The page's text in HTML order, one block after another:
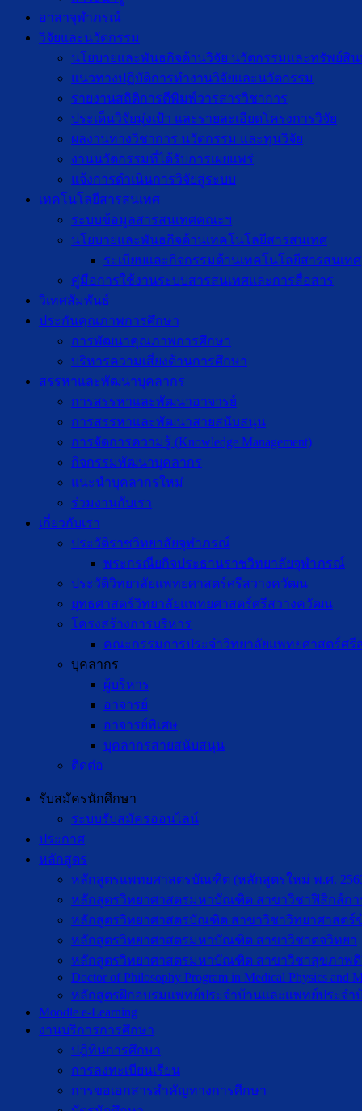
อาสาจุฬาภรณ์
วิจัยและนวัตกรรม
นโยบายและพันธกิจด้านวิจัย นวัตกรรมและทรัพย์สิ
แนวทางปฏิบัติการทำงานวิจัยและนวัตกรรม
รายงานสถิติการตีพิมพ์วารสารวิชาการ
ประเด็นวิจัยมุ่งเป้า และรายละเอียดโครงการวิจัย
ผลงานทางวิชาการ นวัตกรรม และทุนวิจัย
งานนวัตกรรมที่ได้รับการเผยแพร่
แจ้งการดำเนินการวิจัยสู่ระบบ
เทคโนโลยีสารสนเทศ
ระบบข้อมูลสารสนเทศคณะฯ
นโยบายและพันธกิจด้านเทคโนโลยีสารสนเทศ
ระเบียบและกิจกรรมด้านเทคโนโลยีสารสนเทศ
คู่มือการใช้งานระบบสารสนเทศและการสื่อสาร
วิเทศสัมพันธ์
ประกันคุณภาพการศึกษา
การพัฒนาคุณภาพการศึกษา
บริหารความเสี่ยงด้านการศึกษา
สรรหาและพัฒนาบุคลากร
การสรรหาและพัฒนาอาจารย์
การสรรหาและพัฒนาสายสนับสนุน
การจัดการความรู้ (Knowledge Management)
กิจกรรมพัฒนาบุคลากร
แนะนำบุคลากรใหม่
ร่วมงานกับเรา
เกี่ยวกับเรา
ประวัติราชวิทยาลัยจุฬาภรณ์
พระกรณียกิจประธานราชวิทยาลัยจุฬาภรณ์
ประวัติวิทยาลัยแพทยศาสตร์ศรีสวางควัฒน
ยุทธศาสตร์วิทยาลัยแพทยศาสตร์ศรีสวางควัฒน
โครงสร้างการบริหาร
คณะกรรมการประจำวิทยาลัยแพทยศาสตร์ศรี
บุคลากร
ผู้บริหาร
อาจารย์
อาจารย์พิเศษ
บุคลากรสายสนับสนุน
ติดต่อ
รับสมัครนักศึกษา
ระบบรับสมัครออนไลน์
ประกาศ
หลักสูตร
หลักสูตรแพทยศาสตรบัณฑิต (หลักสูตรใหม่ พ.ศ.
หลักสูตรวิทยาศาสตรมหาบัณฑิต สาขาวิชาฟิสิกส์กา
หลักสูตรวิทยาศาสตรบัณฑิต สาขาวิชาวิทยาศาสตร์
หลักสูตรวิทยาศาสตรมหาบัณฑิต สาขาวิชาตจวิทยา
หลักสูตรวิทยาศาสตรมหาบัณฑิต สาขาวิชาสุขภาพดิ
Doctor of Philosophy Program in Medical Physics and
หลักสูตรฝึกอบรมแพทย์ประจำบ้านและแพทย์ประจำ
Moodle e-Learning
งานบริการการศึกษา
ปฎิทินการศึกษา
การลงทะเบียนเรียน
การขอเอกสารสำคัญทางการศึกษา